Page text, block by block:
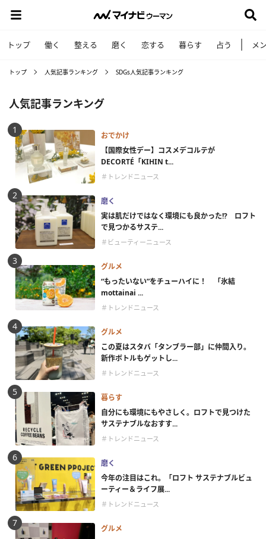
トップ 働く 整える 磨く 恋する 暮らす 占う メ
トップ 人気記事ランキング SDGs人気記事ランキング
人気記事ランキング
おでかけ
【国際女性デー】コスメデコルテが
DECORTÉ「KIHIN t...
＃トレンドニュース
磨く
実は肌だけではなく環境にも良かった!? ロフト
で見つかるサステ...
＃ビューティーニュース
グルメ
“もったいない”をチューハイに！ 「氷結
mottainai ...
＃トレンドニュース
グルメ
この夏はスタバ「タンブラー部」に仲間入り。
新作ボトルもゲットし...
＃トレンドニュース
暮らす
自分にも環境にもやさしく。ロフトで見つけた
サステナブルなおすす...
＃トレンドニュース
磨く
今年の注目はこれ。「ロフト サステナブルビュ
ーティー＆ライフ展...
＃トレンドニュース
グルメ